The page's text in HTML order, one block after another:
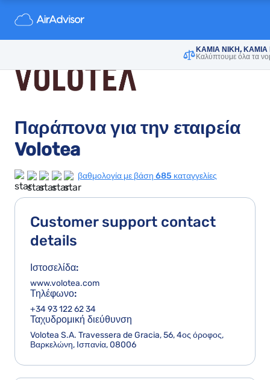
ΚΑΜΙΑ ΝΙΚΗ,
Καλύπτουμε όλα τα
Παράπονα για την εταιρεία
Volotea
βαθμολογία με βάση 685 καταγγελίες
Customer support contact
details
Ιστοσελίδα:
www.volotea.com
Τηλέφωνο:
+34 93 122 62 34
Ταχυδρομική διεύθυνση
Volotea S.A. Travessera de Gracia, 56, 4ος όροφος,
Βαρκελώνη, Ισπανία, 08006